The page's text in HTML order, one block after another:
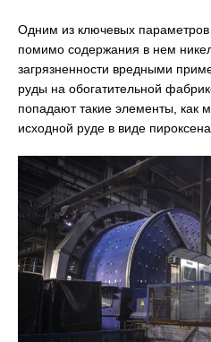
Одним из ключевых параметров
помимо содержания в нем
загрязненности вредными
руды на обогатительной
попадают такие элементы, как
исходной руде в виде